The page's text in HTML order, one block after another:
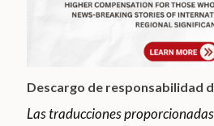
Descargo de responsabilidad
Las traducciones